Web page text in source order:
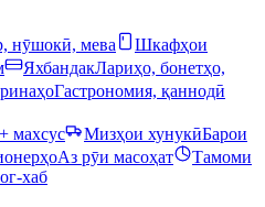
нӯшокӣ, мева
Шкафҳои
ЯхбандакЛариҳо, бонетҳо,
Гастрономия, қаннодӣ
махсус Мизҳои хунукӣБарои
Аз рӯи масоҳат
Тамоми
хаб